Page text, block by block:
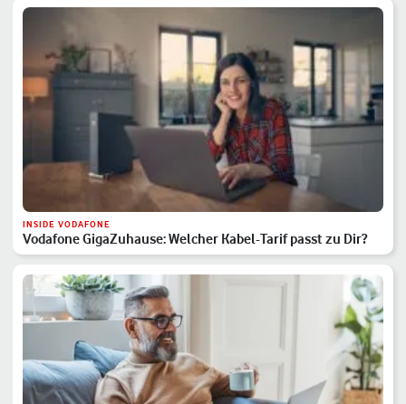
INSIDE VODAFONE
Vodafone GigaZuhause: Welcher Kabel-Tarif passt zu Dir?